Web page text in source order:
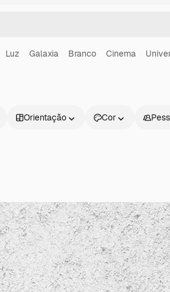
Luz Galaxia Branco Cinema
Orientação Cor
Produtos
Spaces
Começar
Academy